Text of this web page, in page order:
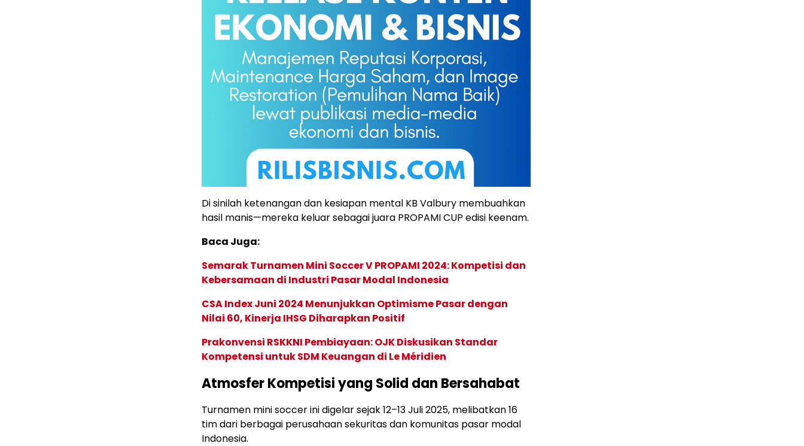
Di sinilah ketenangan dan kesiapan mental KB Valbury membuahkan
hasil manis—mereka keluar sebagai juara PROPAMI CUP edisi keenam.
Baca Juga:
Semarak Turnamen Mini Soccer V PROPAMI 2024: Kompetisi dan
Kebersamaan di Industri Pasar Modal Indonesia
CSA Index Juni 2024 Menunjukkan Optimisme Pasar dengan
Nilai 60, Kinerja IHSG Diharapkan Positif
Prakonvensi RSKKNI Pembiayaan: OJK Diskusikan Standar
Kompetensi untuk SDM Keuangan di Le Méridien
Atmosfer Kompetisi yang Solid dan Bersahabat
Turnamen mini soccer ini digelar sejak 12–13 Juli 2025, melibatkan 16
tim dari berbagai perusahaan sekuritas dan komunitas pasar modal
Indonesia.